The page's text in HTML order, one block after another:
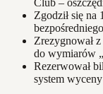
Club –
Zgodził się na
Zrezygnował
do wymiarów
Rezerwował
system